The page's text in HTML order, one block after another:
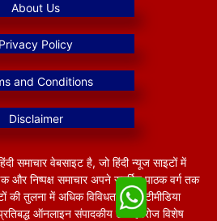
समाचार वेबसाइट है, जो हिंदी न्यूज साइटों में
और निष्पक्ष समाचार अपने समर्पित पाठक वर्ग तक
की तुलना में अधिक विविधतापूर्ण मल्टीमीडिया
ऑनलाइन संपादकीय टीम हररोज विशेष